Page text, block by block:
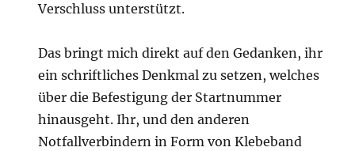
Verschluss unterstützt.
Das bringt mich direkt auf den Gedanken, ihr
ein schriftliches Denkmal zu setzen, welches
über die Befestigung der Startnummer
hinausgeht. Ihr, und den anderen
Notfallverbindern in Form von Klebeband